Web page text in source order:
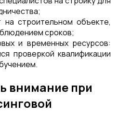
на строительном объекте,
сроков;
и временных ресурсов:
проверкой квалификации
внимание при